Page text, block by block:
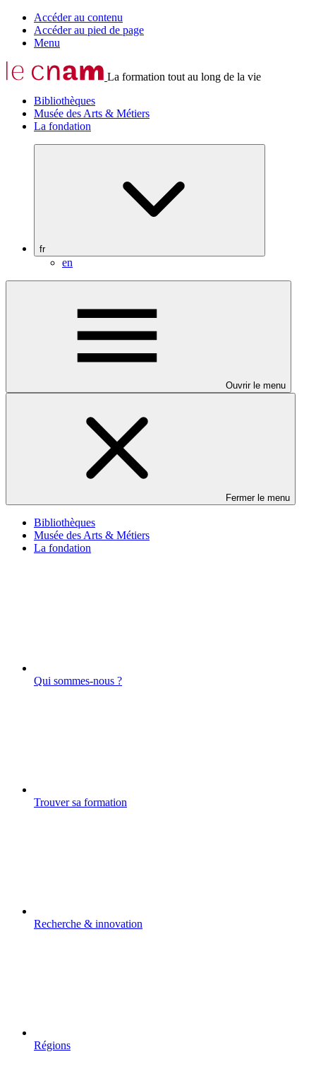
Accéder au contenu
Accéder au pied de page
Menu
La formation tout au long de la vie
Bibliothèques
Musée des Arts & Métiers
La fondation
fr
en
Ouvrir le menu
Fermer le menu
Bibliothèques
Musée des Arts & Métiers
La fondation
Qui sommes-nous ?
Trouver sa formation
Recherche & innovation
Régions